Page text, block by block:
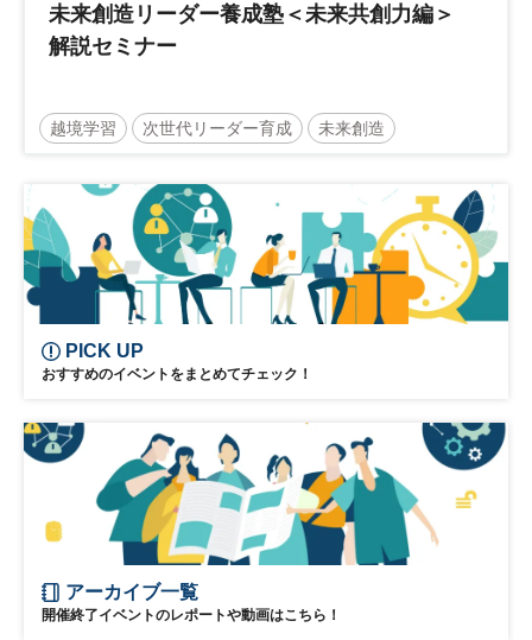
未来創造リーダー養成塾＜未来共創力編＞
解説セミナー
越境学習 次世代リーダー育成 未来創造
PICK UP
おすすめのイベントをまとめてチェック！
アーカイブ一覧
開催終了イベントのレポートや動画はこちら！